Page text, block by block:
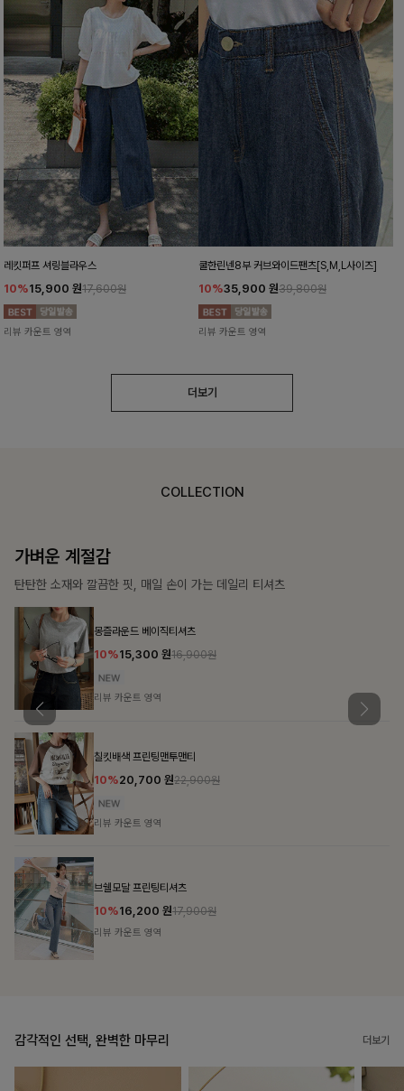
레킷퍼프 셔링블라우스
10%15,900 원17,600원
리뷰 카운트 영역
쿨한린넨8부 커브와이드팬츠[S,M,L사이즈]
10%35,900 원39,800원
리뷰 카운트 영역
더보기
COLLECTION
가장 쉬운 코디
특별한 날부터 일상까지 함께하는 룩
쥬빌스트링 포켓원피스
17%48,900원58,900원
리뷰 카운트 영역
블룬티 나시원피스+셔츠SET
15%31,900 원37,500원
리뷰 카운트 영역
감각적인 선택, 완벽한 마무리 더보기